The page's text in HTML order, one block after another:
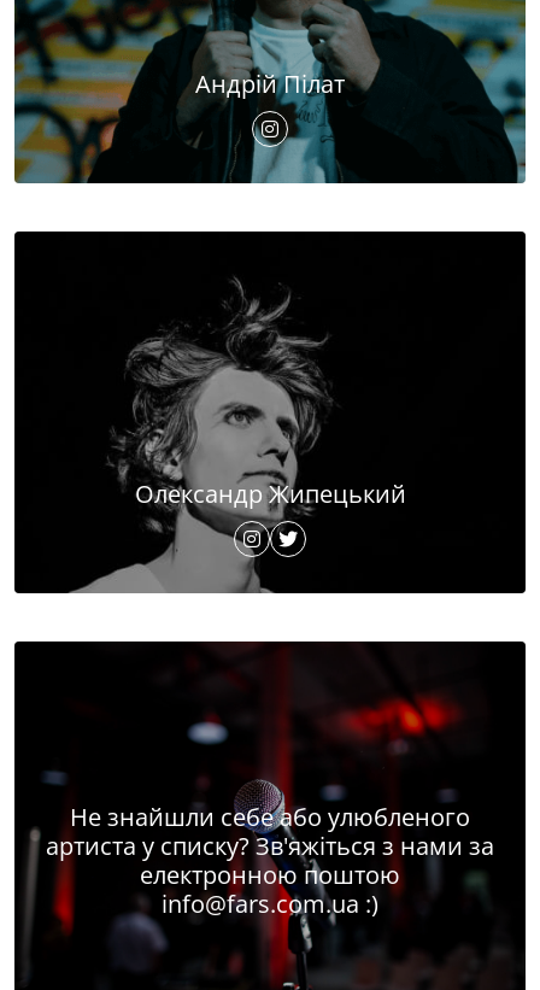
Андрій Пілат
Олександр Жипецький
Не знайшли себе або улюбленого
артиста у списку? Зв'яжіться з нами за
електронною поштою
info@fars.com.ua :)